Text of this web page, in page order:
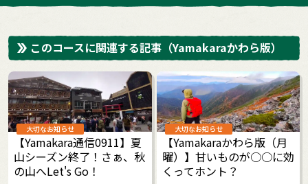
このコースに関連する記事 （Yamakaraかわら版）
大切なお知らせ
【Yamakara通信0911】夏
山シーズン終了！さぁ、秋
の山へLet's Go！
大切なお知らせ
【Yamakaraかわら版（月
曜）】甘いものが○○に効
くってホント？